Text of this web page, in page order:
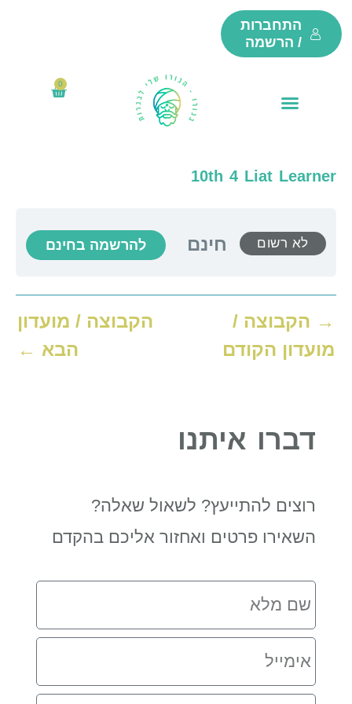
דילוג
לתוכן
התחברות
/ הרשמה
0
עגלת
10th 4 Liat Learner
לא רשום חינם להרשמה בחינם
→ הקבוצה /
מועדון הקודם
הקבוצה / מועדון
הבא ←
דברו איתנו
רוצים להתייעץ? לשאול שאלה?
השאירו פרטים ואחזור אליכם בהקדם
שם
מלא
אימייל
מספר